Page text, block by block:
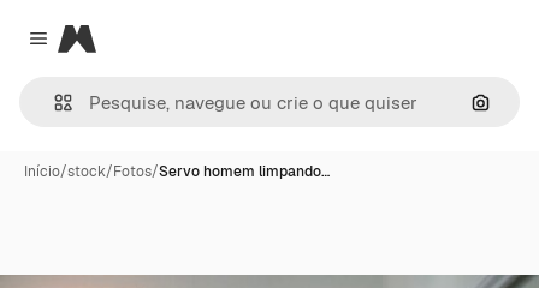
Close menu
Magnific
Início/stock/Fotos/Servo homem limpando…